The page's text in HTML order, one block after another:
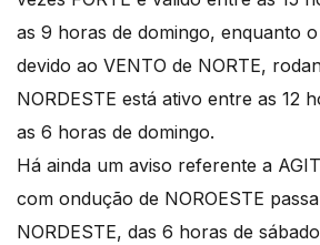
as 9 horas de domingo, enquanto
devido ao VENTO de NORTE,
NORDESTE está ativo entre as 12
as 6 horas de domingo.
Há ainda um aviso referente a
com ondução de NOROESTE
NORDESTE, das 6 horas de